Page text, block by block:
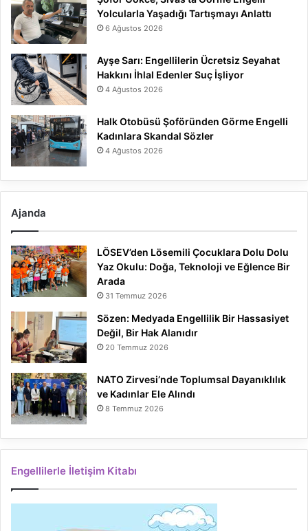
Yolcularla Yaşadığı Tartışmayı Anlattı
6 Ağustos 2026
Ayşe Sarı: Engellilerin Ücretsiz Seyahat
Hakkını İhlal Edenler Suç İşliyor
4 Ağustos 2026
Halk Otobüsü Şoföründen Görme Engelli
Kadınlara Skandal Sözler
4 Ağustos 2026
Ajanda
LÖSEV’den Lösemili Çocuklara Dolu Dolu
Yaz Okulu: Doğa, Teknoloji ve Eğlence Bir
Arada
31 Temmuz 2026
Sözen: Medyada Engellilik Bir Hassasiyet
Değil, Bir Hak Alanıdır
20 Temmuz 2026
NATO Zirvesi’nde Toplumsal Dayanıklılık
ve Kadınlar Ele Alındı
8 Temmuz 2026
Engellilerle İletişim Kitabı